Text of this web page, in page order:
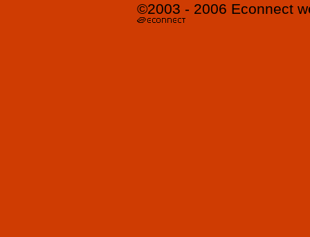
©2003 - 2006 Econnect